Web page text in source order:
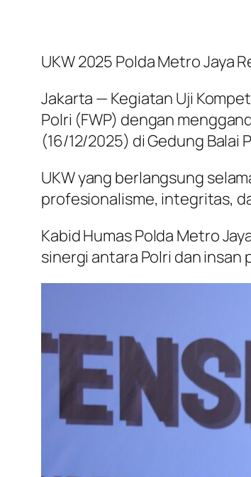
UKW 2025 Polda Metro Jaya
Jakarta — Kegiatan Uji
Polri (FWP) dengan
(16/12/2025) di Gedung Balai
UKW yang berlangsung
profesionalisme, integritas,
Kabid Humas Polda Metro
sinergi antara Polri dan